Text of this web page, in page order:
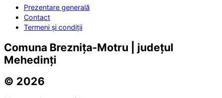
Prezentare generală
Contact
Termeni și condiții
Comuna Breznița-Motru | județul
Mehedinți
© 2026